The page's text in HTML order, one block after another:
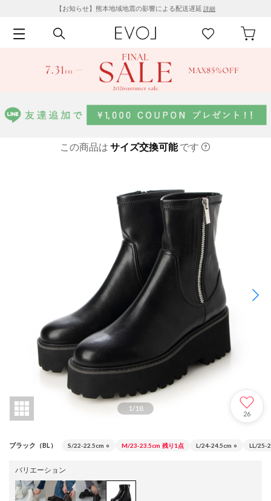
【お知らせ】熊本地域地震の影響による配送遅延 詳細
この商品は サイズ交換可能です
1/18
26
ブラック（BL） S/22-22.5cm ○ M/23-23.5cm 残り1点 L/24-24.5cm ○ LL/25-
バリエーション